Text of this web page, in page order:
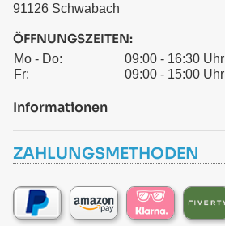
91126 Schwabach
ÖFFNUNGSZEITEN:
Mo - Do:
09:00 - 16:30 Uhr
Fr:
09:00 - 15:00 Uhr
Informationen
ZAHLUNGSMETHODEN